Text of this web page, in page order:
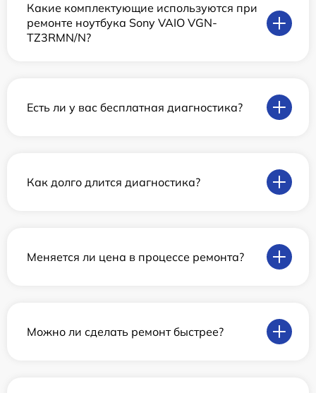
Какие комплектующие используются при
ремонте ноутбука Sony VAIO VGN-
TZ3RMN/N?
Есть ли у вас бесплатная диагностика?
Как долго длится диагностика?
Меняется ли цена в процессе ремонта?
Можно ли сделать ремонт быстрее?